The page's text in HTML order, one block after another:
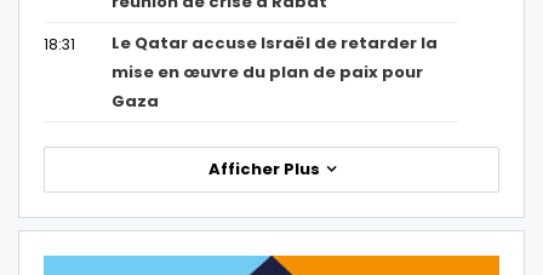
18:31
Le Qatar accuse Israël de retarder la
mise en œuvre du plan de paix pour
Gaza
Afficher Plus